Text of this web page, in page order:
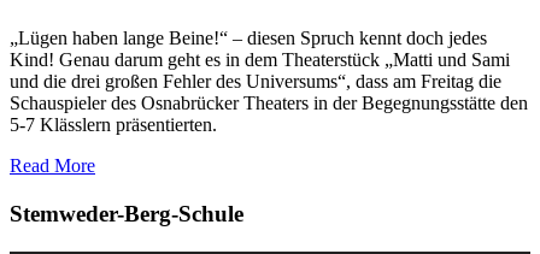
Gast
„Lügen haben lange Beine!“ – diesen Spruch kennt doch jedes
Kind! Genau darum geht es in dem Theaterstück „Matti und Sami
und die drei großen Fehler des Universums“, dass am Freitag die
Schauspieler des Osnabrücker Theaters in der Begegnungsstätte den
5-7 Klässlern präsentierten.
Read More
Stemweder-Berg-Schule